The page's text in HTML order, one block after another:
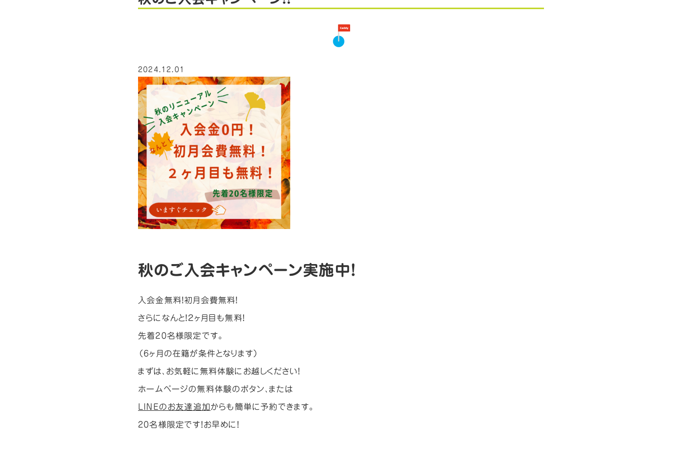
2024.12.01
秋のご入会キャンペーン実施中！
入会金無料！初月会費無料！
さらになんと！２ヶ月目も無料！
先着20名様限定です。
（6ヶ月の在籍が条件となります）
まずは、お気軽に無料体験にお越しください！
ホームページの無料体験のボタン、または
LINEのお友達追加からも簡単に予約できます。
20名様限定です！お早めに！